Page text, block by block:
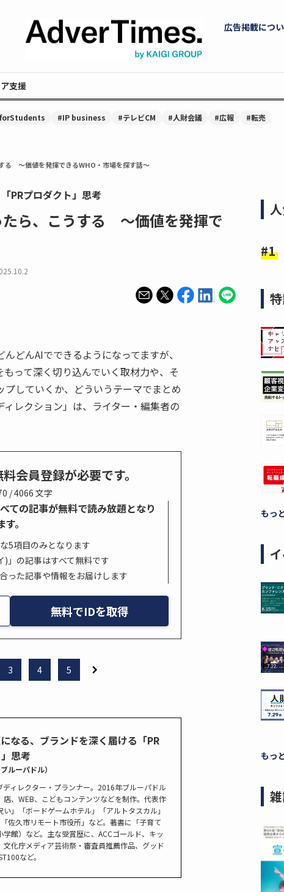
広告掲載につ
支援
#IP business #テレビCM #人財会議 #広報 #転売
る 〜価値を発揮できるWHO・市場を探す話〜
PRプロダクト」思考
ら、こうする 〜価値を発揮で
どんAIでできるようになってますが、
って深く切り込んでいく取材力や、そ
していくか、どういうテーマでまとめ
レクション」は、ライター・編集者の
会員登録が必要です。
/ 4066 文字
ての記事が無料で読み放題となり
す。
5項目のみとなります
)」の記事はすべて無料です
った記事や情報をお届けします
無料でIDを取得
3 4 5
なる、ブランドを深く届ける「PR
思考
ルーパドル）
ディレクター・プランナー。2016年ブルーパドル
店、WEB、こどもコンテンツなどを制作。代表作
い」「ボードゲームホテル」「アルトタスカル」
「佐久市リモート市役所」など。著書に「子育て
学館）など。主な受賞歴に、ACCゴールド、キッ
文化庁メディア芸術祭・審査員推薦作品、グッド
など。
もっ
もっ